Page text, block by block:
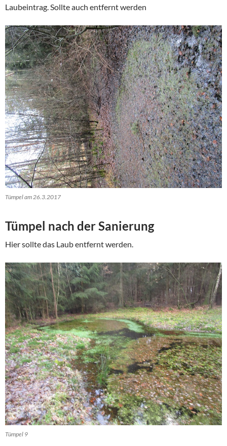
Laubeintrag. Sollte auch entfernt werden
Tümpel am 26.3.2017
Tümpel nach der Sanierung
Hier sollte das Laub entfernt werden.
Tümpel 9